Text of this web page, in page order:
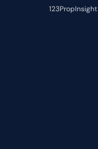
123PropInsight